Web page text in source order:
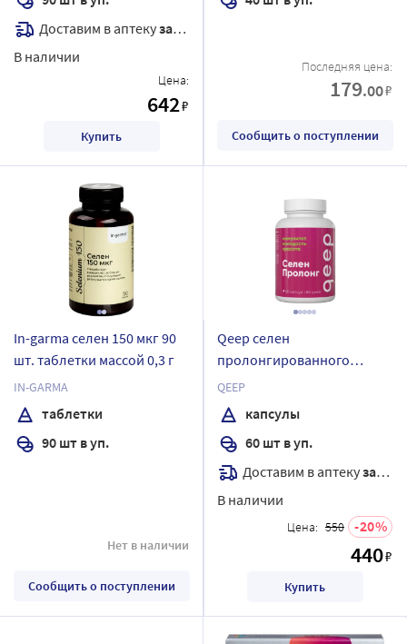
Доставим в аптекузавтра
В наличии
Цена:
642₽
Купить
Последняя цена:
179.00₽
Сообщить о поступлении
In-garma селен 150 мкг 90
шт. таблетки массой 0,3 г
IN-GARMA
таблетки
90 шт в уп.
Нет в наличии
Сообщить о поступлении
Qeep селен
пролонгированного
действия 60 шт. капсулы
массой 330 мг
QEEP
капсулы
60 шт в уп.
Доставим в аптекузавтра
В наличии
Цена: 550 20
440₽
Купить